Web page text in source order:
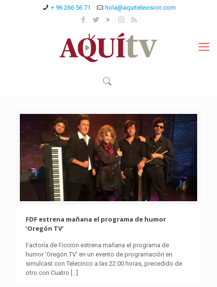
+ 96 266 56 71 hola@aquitelevision.com
FDF estrena mañana el programa de humor
‘Oregón TV’
Factoría de Ficción estrena mañana el programa de
humor ‘Oregón TV’ en un evento de programación en
simulcast con Telecinco a las 22:00 horas, precedido de
otro con Cuatro